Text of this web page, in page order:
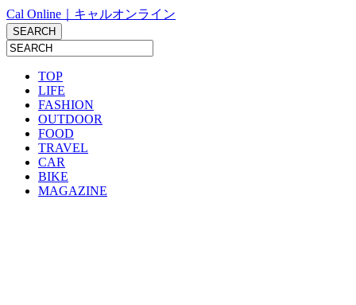
Cal Online｜キャルオンライン
TOP
LIFE
FASHION
OUTDOOR
FOOD
TRAVEL
CAR
BIKE
MAGAZINE